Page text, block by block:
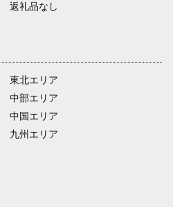
返礼品なし
東北エリア
中部エリア
中国エリア
九州エリア